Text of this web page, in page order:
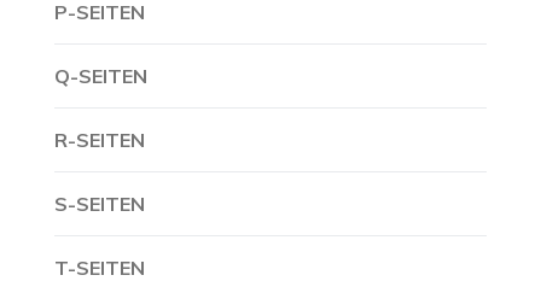
P-SEITEN
Q-SEITEN
R-SEITEN
S-SEITEN
T-SEITEN